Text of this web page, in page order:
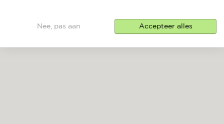
Nee, pas aan Accepteer alles